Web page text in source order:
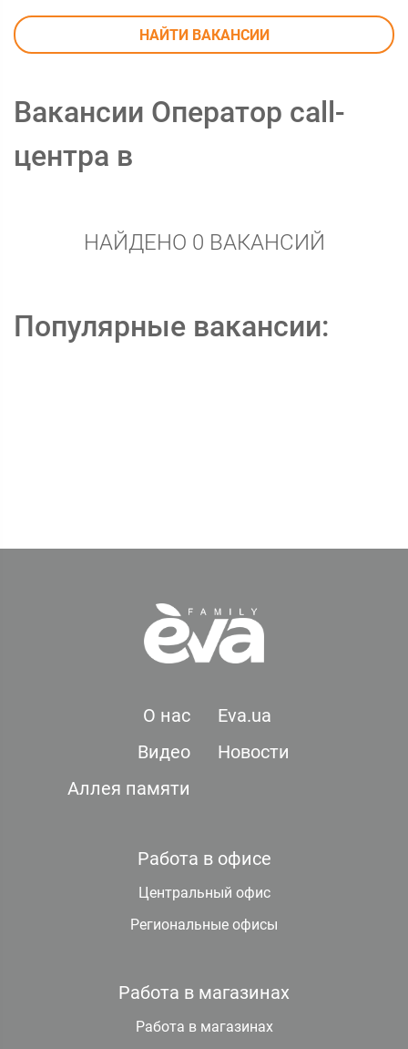
НАЙТИ ВАКАНСИИ
Вакансии Оператор call-
центра в
НАЙДЕНО 0 ВАКАНСИЙ
Популярные вакансии:
О нас
Eva.ua
Видео
Новости
Аллея памяти
Работа в офисе
Центральный офис
Региональные офисы
Работа в магазинах
Работа в магазинах